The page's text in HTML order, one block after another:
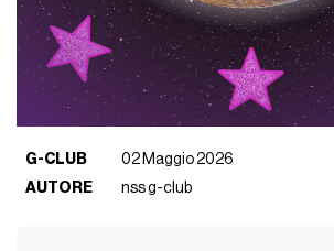
G-CLUB
02 Maggio 2026
AUTORE
nss g-club